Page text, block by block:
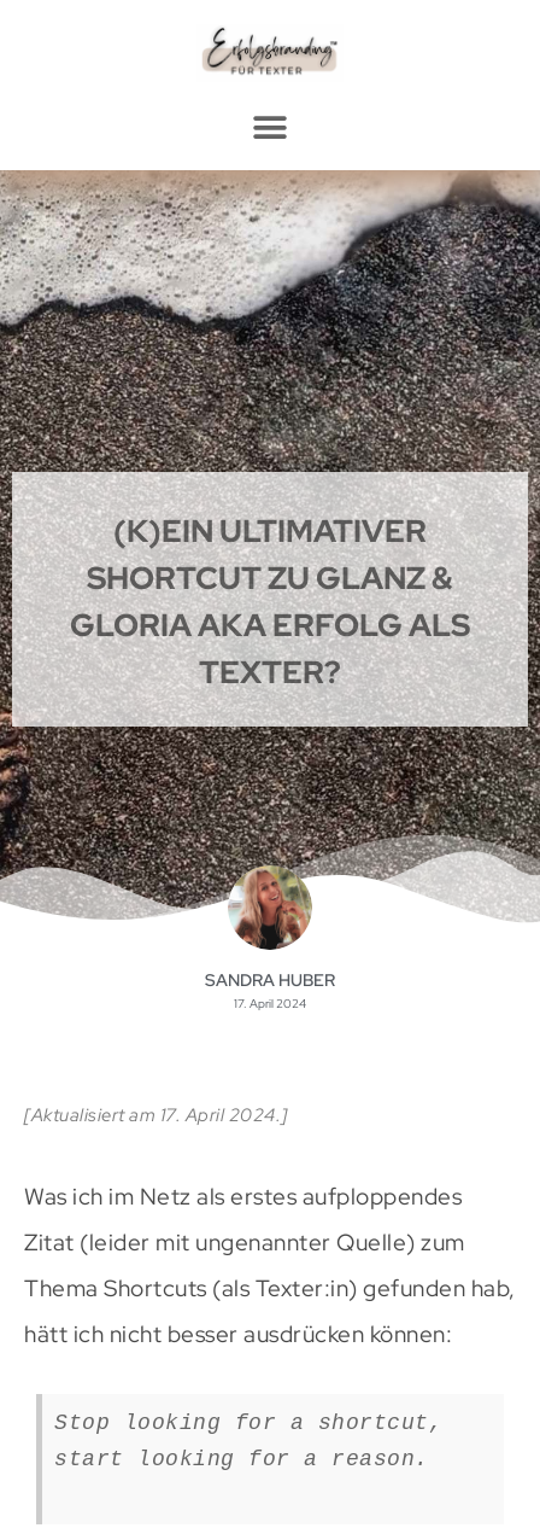
(K)EIN ULTIMATIVER
SHORTCUT ZU GLANZ &
GLORIA AKA ERFOLG ALS
TEXTER?
SANDRA HUBER
17. April 2024
[Aktualisiert am 17. April 2024.]
Was ich im Netz als erstes aufploppendes
Zitat (leider mit ungenannter Quelle) zum
Thema Shortcuts (als Texter:in) gefunden hab,
hätt ich nicht besser ausdrücken können:
Stop looking for a shortcut,
start looking for a reason.